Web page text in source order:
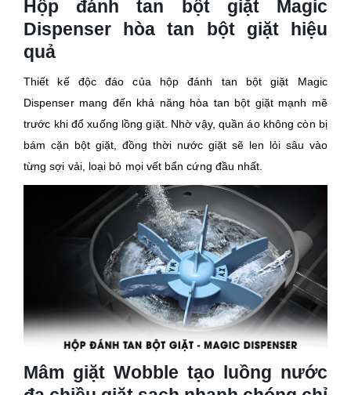
Hộp đánh tan bột giặt Magic
Dispenser hòa tan bột giặt hiệu
quả
Thiết kế độc đáo của hộp đánh tan bột giặt Magic
Dispenser mang đến khả năng hòa tan bột giặt mạnh mẽ
trước khi đổ xuống lồng giặt. Nhờ vậy, quần áo không còn bị
bám cặn bột giặt, đồng thời nước giặt sẽ len lỏi sâu vào
từng sợi vải, loại bỏ mọi vết bẩn cứng đầu nhất.
Mâm giặt Wobble tạo luồng nước